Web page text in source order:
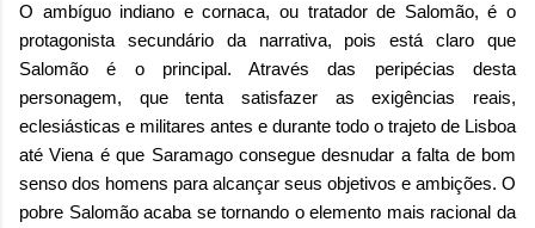
O ambíguo indiano e cornaca, ou tratador de Salomão, é o
protagonista secundário da narrativa, pois está claro que
Salomão é o principal. Através das peripécias desta
personagem, que tenta satisfazer as exigências reais,
eclesiásticas e militares antes e durante todo o trajeto de Lisboa
até Viena é que Saramago consegue desnudar a falta de bom
senso dos homens para alcançar seus objetivos e ambições. O
pobre Salomão acaba se tornando o elemento mais racional da